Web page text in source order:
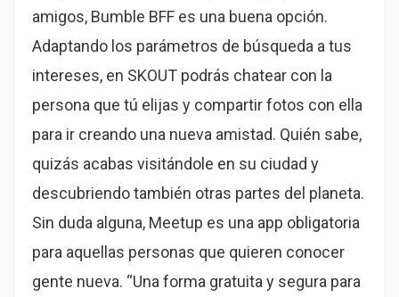
amigos, Bumble BFF es una buena opción.
Adaptando los parámetros de búsqueda a tus
intereses, en SKOUT podrás chatear con la
persona que tú elijas y compartir fotos con ella
para ir creando una nueva amistad. Quién sabe,
quizás acabas visitándole en su ciudad y
descubriendo también otras partes del planeta.
Sin duda alguna, Meetup es una app obligatoria
para aquellas personas que quieren conocer
gente nueva. “Una forma gratuita y segura para